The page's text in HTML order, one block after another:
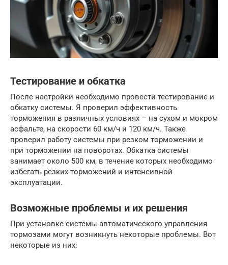
Тестирование и обкатка
После настройки необходимо провести тестирование и
обкатку системы. Я проверил эффективность
торможения в различных условиях – на сухом и мокром
асфальте, на скорости 60 км/ч и 120 км/ч. Также
проверил работу системы при резком торможении и
при торможении на поворотах. Обкатка системы
занимает около 500 км, в течение которых необходимо
избегать резких торможений и интенсивной
эксплуатации.
Возможные проблемы и их решения
При установке системы автоматического управления
тормозами могут возникнуть некоторые проблемы. Вот
некоторые из них: